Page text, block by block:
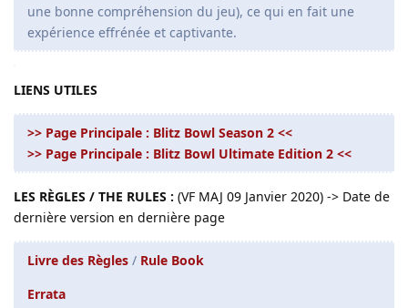
une bonne compréhension du jeu), ce qui en fait une
expérience effrénée et captivante.
LIENS UTILES
>> Page Principale : Blitz Bowl Season 2 <<
>> Page Principale : Blitz Bowl Ultimate Edition 2 <<
LES RÈGLES / THE RULES : (VF MAJ 09 Janvier 2020) -> Date de
dernière version en dernière page
Livre des Règles / Rule Book
Errata